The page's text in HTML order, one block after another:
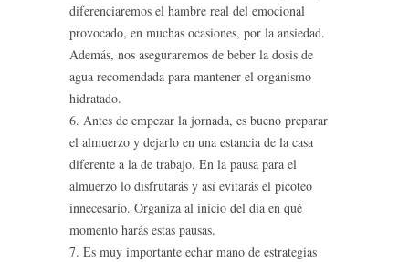
diferenciaremos el hambre real del emocional
provocado, en muchas ocasiones, por la ansiedad.
Además, nos aseguraremos de beber la dosis de
agua recomendada para mantener el organismo
hidratado.
6. Antes de empezar la jornada, es bueno preparar
el almuerzo y dejarlo en una estancia de la casa
diferente a la de trabajo. En la pausa para el
almuerzo lo disfrutarás y así evitarás el picoteo
innecesario. Organiza al inicio del día en qué
momento harás estas pausas.
7. Es muy importante echar mano de estrategias